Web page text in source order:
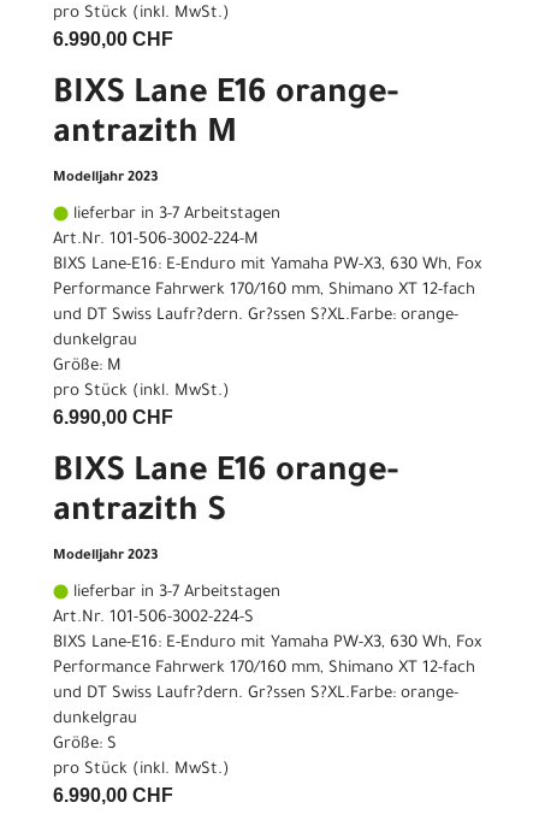
pro Stück (inkl. MwSt.)
6.990,00 CHF
BIXS Lane E16 orange-
antrazith M
Modelljahr 2023
lieferbar in 3-7 Arbeitstagen
Art.Nr. 101-506-3002-224-M
BIXS Lane-E16: E-Enduro mit Yamaha PW-X3, 630 Wh, Fox
Performance Fahrwerk 170/160 mm, Shimano XT 12-fach
und DT Swiss Laufr?dern. Gr?ssen S?XL.Farbe: orange-
dunkelgrau
Größe: M
pro Stück (inkl. MwSt.)
6.990,00 CHF
BIXS Lane E16 orange-
antrazith S
Modelljahr 2023
lieferbar in 3-7 Arbeitstagen
Art.Nr. 101-506-3002-224-S
BIXS Lane-E16: E-Enduro mit Yamaha PW-X3, 630 Wh, Fox
Performance Fahrwerk 170/160 mm, Shimano XT 12-fach
und DT Swiss Laufr?dern. Gr?ssen S?XL.Farbe: orange-
dunkelgrau
Größe: S
pro Stück (inkl. MwSt.)
6.990,00 CHF